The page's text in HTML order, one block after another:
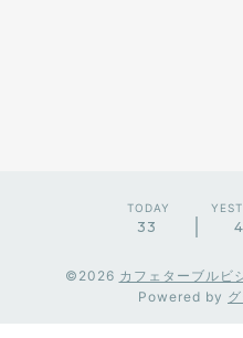
TODAY
33
©2026 カフェターブルビ
Powered by